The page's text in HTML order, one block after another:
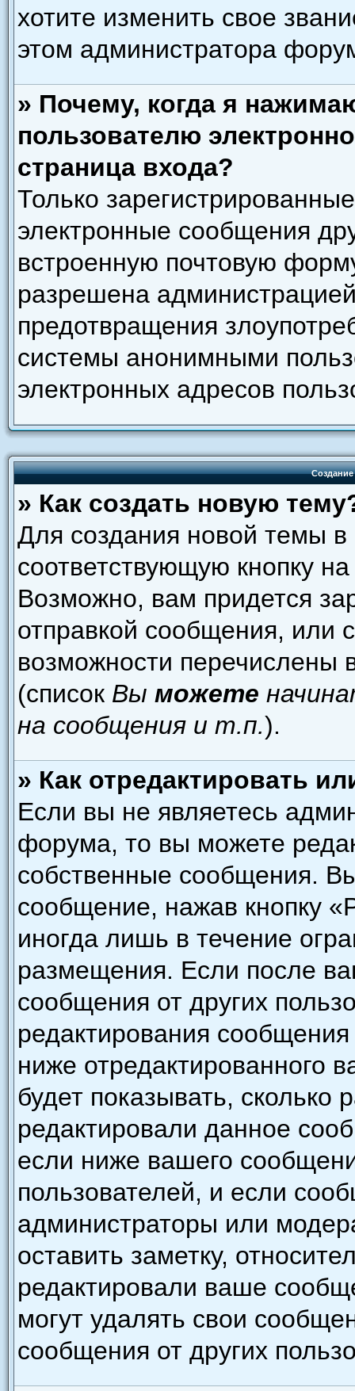
хотите изменить свое
этом администратора
» Почему, когда я
пользователю
страница входа?
Только
электронные сообщения
встроенную почтовую
разрешена
предотвращения
системы анонимными
электронных адресов
» Как создать новую
Для создания новой темы
соответствующую кнопку
Возможно, вам придется
отправкой сообщения, или
возможности перечислены
(список Вы можете
на сообщения и т.п.).
» Как отредактировать
Если вы не являетесь
форума, то вы можете
собственные сообщения.
сообщение, нажав кнопку
иногда лишь в течение
размещения. Если после
сообщения от других
редактирования
ниже отредактированного
будет показывать, сколько
редактировали данное
если ниже вашего
пользователей, и если
администраторы или
оставить заметку,
редактировали ваше
могут удалять свои
сообщения от других